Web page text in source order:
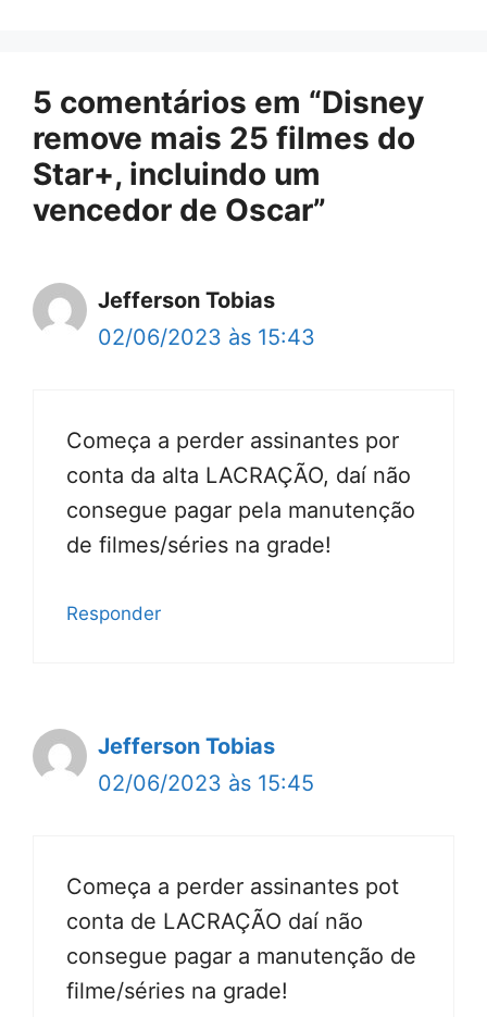
5 comentários em “Disney
remove mais 25 filmes do
Star+, incluindo um
vencedor de Oscar”
Jefferson Tobias
02/06/2023 às 15:43
Começa a perder assinantes por
conta da alta LACRAÇÃO, daí não
consegue pagar pela manutenção
de filmes/séries na grade!
Responder
Jefferson Tobias
02/06/2023 às 15:45
Começa a perder assinantes pot
conta de LACRAÇÃO daí não
consegue pagar a manutenção de
filme/séries na grade!